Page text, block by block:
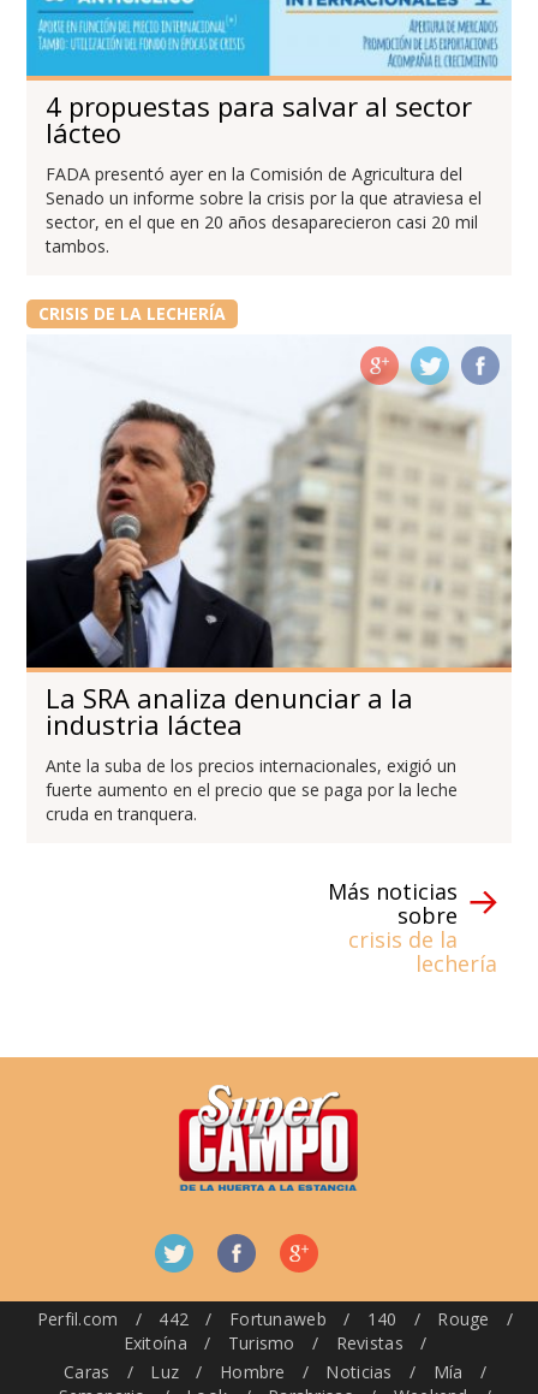
4 propuestas para salvar al sector
lácteo
FADA presentó ayer en la Comisión de Agricultura del
Senado un informe sobre la crisis por la que atraviesa el
sector, en el que en 20 años desaparecieron casi 20 mil
tambos.
CRISIS DE LA LECHERÍA
La SRA analiza denunciar a la
industria láctea
Ante la suba de los precios internacionales, exigió un
fuerte aumento en el precio que se paga por la leche
cruda en tranquera.
Más noticias
sobre
crisis de la
lechería
Perfil.com / 442 / Fortunaweb / 140 / Rouge
/
Exitoína
/ Turismo / Revistas
/
Caras
/ Luz / Hombre / Noticias / Mía
/